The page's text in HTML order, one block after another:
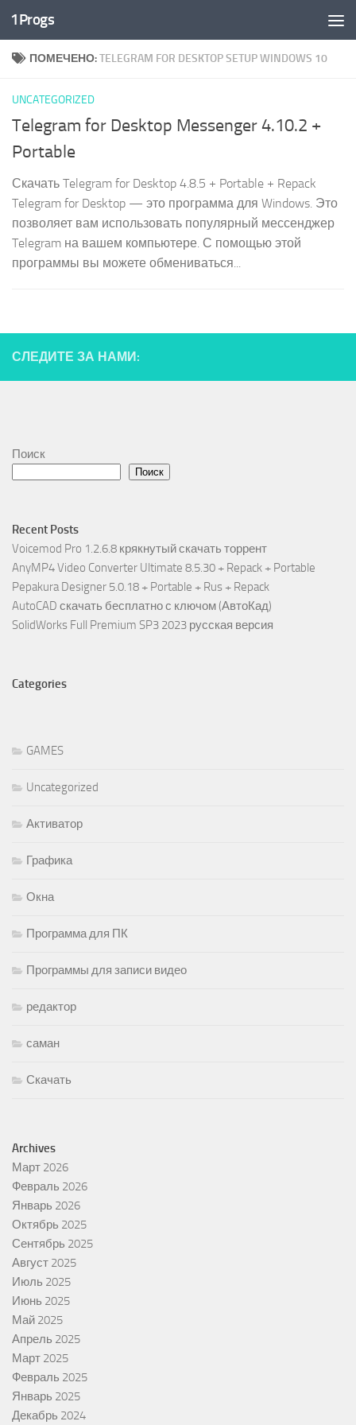
Перейти к содержимому
1Progs
ПОМЕЧЕНО:TELEGRAM FOR DESKTOP SETUP WINDOWS 10
UNCATEGORIZED
Telegram for Desktop Messenger 4.10.2 +
Portable
Скачать Telegram for Desktop 4.8.5 + Portable + Repack
Telegram for Desktop — это программа для Windows. Это
позволяет вам использовать популярный мессенджер
Telegram на вашем компьютере. С помощью этой
программы вы можете обмениваться...
СЛЕДИТЕ ЗА НАМИ:
Поиск
Поиск
Recent Posts
Voicemod Pro 1.2.6.8 крякнутый скачать торрент
AnyMP4 Video Converter Ultimate 8.5.30 + Repack + Portable
Pepakura Designer 5.0.18 + Portable + Rus + Repack
AutoCAD скачать бесплатно с ключом (АвтоКад)
SolidWorks Full Premium SP3 2023 русская версия
Categories
GAMES
Uncategorized
Активатор
Графика
Окна
Программа для ПК
Программы для записи видео
редактор
саман
Скачать
Archives
Март 2026
Февраль 2026
Январь 2026
Октябрь 2025
Сентябрь 2025
Август 2025
Июль 2025
Июнь 2025
Май 2025
Апрель 2025
Март 2025
Февраль 2025
Январь 2025
Декабрь 2024